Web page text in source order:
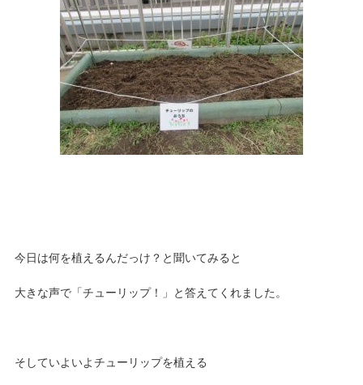
今日は何を植えるんだっけ？と聞いてみると
大きな声で「チューリップ！」と答えてくれました。
そしていよいよチューリップを植える